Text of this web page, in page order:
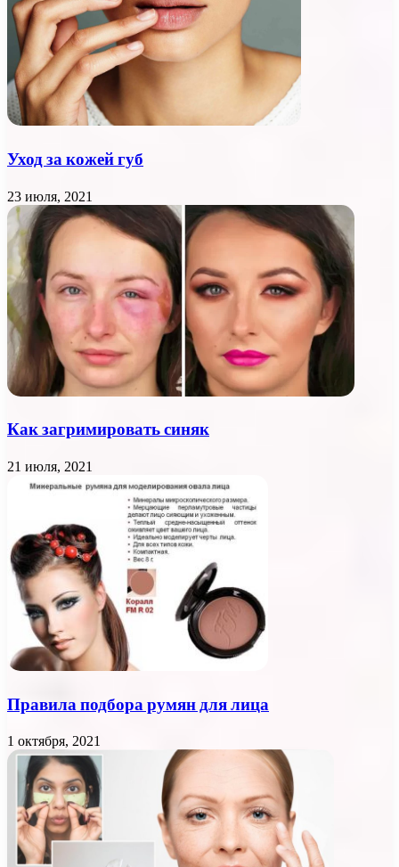
Уход за кожей губ
23 июля, 2021
Как загримировать синяк
21 июля, 2021
Правила подбора румян для лица
1 октября, 2021